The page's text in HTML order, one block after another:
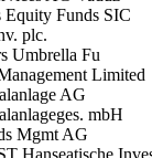
Equity Funds SIC
plc.
Umbrella Fu
Limited
AG
mbH
Mgmt AG
Hanseatische